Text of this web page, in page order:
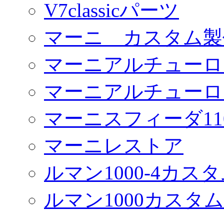
V7classicパーツ
マーニ カスタム
マーニアルチュー
マーニアルチュー
マーニスフィーダ
マーニレストア
ルマン1000-4カス
ルマン1000カスタ